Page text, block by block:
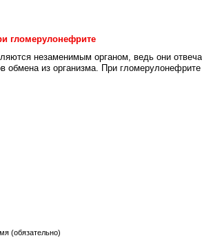
гломерулонефрите
незаменимым органом, ведь они
обмена из организма. При
(обязательно)